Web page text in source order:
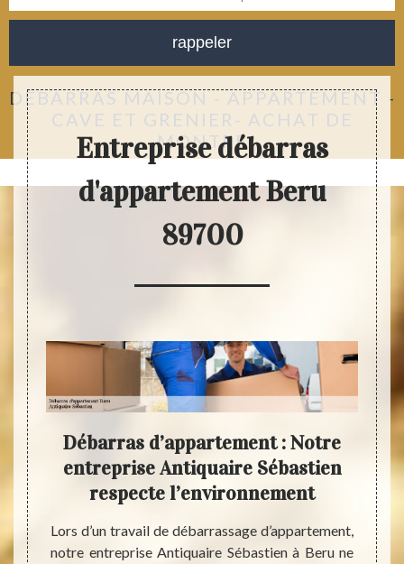
DÉBARRAS MAISON - APPARTEMENT -
CAVE ET GRENIER- ACHAT DE
MONTRE
Entreprise débarras
d'appartement Beru
89700
Débarras d’appartement : Notre
entreprise Antiquaire Sébastien
respecte l’environnement
Lors d’un travail de débarrassage d’appartement,
notre entreprise Antiquaire Sébastien à Beru ne
pour